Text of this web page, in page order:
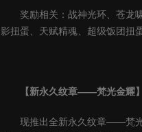
奖励相关：战神光环、苍龙
影扭蛋、天赋精魂、超级饭团扭
【新永久纹章——梵光金耀】
现推出全新永久纹章——梵